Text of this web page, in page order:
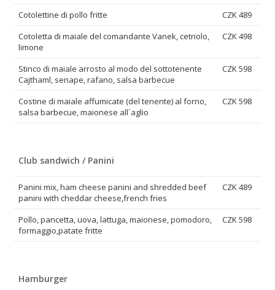
Cotolettine di pollo fritte
CZK 489
Cotoletta di maiale del comandante Vanek, cetriolo,
limone
CZK 498
Stinco di maiale arrosto al modo del sottotenente
Cajthaml, senape, rafano, salsa barbecue
CZK 598
Costine di maiale affumicate (del tenente) al forno,
salsa barbecue, maionese all´aglio
CZK 598
Club sandwich / Panini
Panini mix, ham cheese panini and shredded beef
panini with cheddar cheese,french fries
CZK 489
Pollo, pancetta, uova, lattuga, maionese, pomodoro,
formaggio,patate fritte
CZK 598
Hamburger